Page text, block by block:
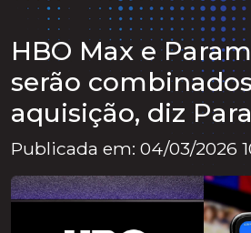
HBO Max e
serão
aquisição, diz
Publicada em: 04/03/2026